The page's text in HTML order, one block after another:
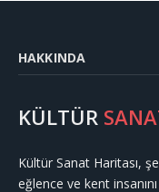
HAKKINDA
KÜLTÜR
Kültür Sanat Haritası,
eğlence ve kent